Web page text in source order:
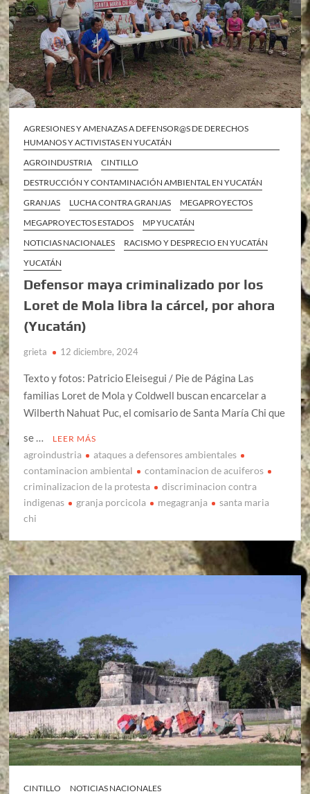
AGRESIONES Y AMENAZAS A DEFENSOR@S DE DERECHOS
HUMANOS Y ACTIVISTAS EN YUCATÁN
AGROINDUSTRIA
CINTILLO
DESTRUCCIÓN Y CONTAMINACIÓN AMBIENTAL EN YUCATÁN
GRANJAS
LUCHA CONTRA GRANJAS
MEGAPROYECTOS
MEGAPROYECTOS ESTADOS
MP YUCATÁN
NOTICIAS NACIONALES
RACISMO Y DESPRECIO EN YUCATÁN
YUCATÁN
Defensor maya criminalizado por los
Loret de Mola libra la cárcel, por ahora
(Yucatán)
grieta 12 diciembre, 2024
Texto y fotos: Patricio Eleisegui / Pie de Página Las
familias Loret de Mola y Coldwell buscan encarcelar a
Wilberth Nahuat Puc, el comisario de Santa María Chi que
se …
LEER MÁS
agroindustria
ataques a defensores ambientales
contaminacion ambiental
contaminacion de acuiferos
criminalizacion de la protesta
discriminacion contra
indigenas
granja porcicola megagranja
santa maria
chi
CINTILLO
NOTICIAS NACIONALES